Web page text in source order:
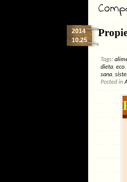
2014
10.25
Tags:
dieta, eco,
sana,
Posted in